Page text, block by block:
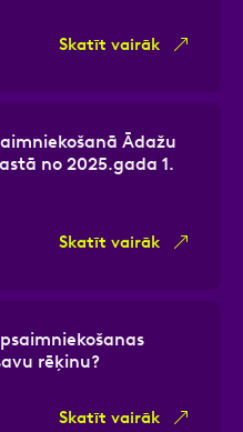
Skatīt vairāk
Ādažu
no 2025.gada 1.
Skatīt vairāk
rēķinu?
Skatīt vairāk